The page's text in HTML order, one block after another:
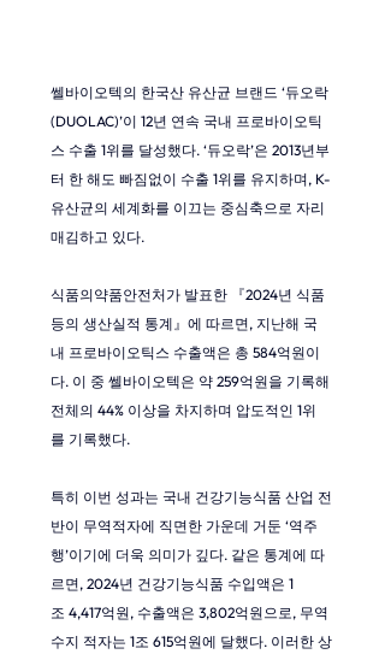
쎌바이오텍의 한국산 유산균 브랜드 ‘듀오락
(DUOLAC)’이 12년 연속 국내 프로바이오틱
스 수출 1위를 달성했다. ‘듀오락’은 2013년부
터 한 해도 빠짐없이 수출 1위를 유지하며, K-
유산균의 세계화를 이끄는 중심축으로 자리
매김하고 있다.
식품의약품안전처가 발표한 『2024년 식품
등의 생산실적 통계』에 따르면, 지난해 국
내 프로바이오틱스 수출액은 총 584억원이
다. 이 중 쎌바이오텍은 약 259억원을 기록해
전체의 44% 이상을 차지하며 압도적인 1위
를 기록했다.
특히 이번 성과는 국내 건강기능식품 산업 전
반이 무역적자에 직면한 가운데 거둔 ‘역주
행’이기에 더욱 의미가 깊다. 같은 통계에 따
르면, 2024년 건강기능식품 수입액은 1
조 4,417억원, 수출액은 3,802억원으로, 무역
수지 적자는 1조 615억원에 달했다. 이러한 상